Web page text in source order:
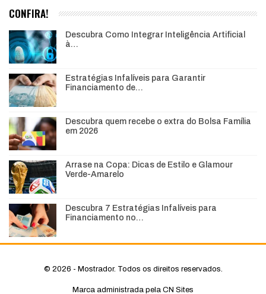
CONFIRA!
Descubra Como Integrar Inteligência Artificial
à…
Estratégias Infalíveis para Garantir
Financiamento de…
Descubra quem recebe o extra do Bolsa Família
em 2026
Arrase na Copa: Dicas de Estilo e Glamour
Verde-Amarelo
Descubra 7 Estratégias Infalíveis para
Financiamento no…
© 2026 - Mostrador. Todos os direitos reservados.
Marca administrada pela CN Sites